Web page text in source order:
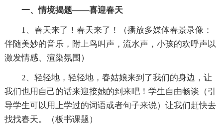
一、情境揭题——喜迎春天
1、春天来了！春天来了！（播放多媒体春景录像：
伴随美妙的音乐，附上鸟叫声，流水声，小孩的欢呼声以
激发情感、渲染氛围）
2、轻轻地，轻轻地，春姑娘来到了我们的身边，让
我们也用自己的话来迎接她的到来吧！学生自由畅谈（引
导学生可以用上学过的词语或者句子来说）让我们赶快去
找找春天。（板书课题）